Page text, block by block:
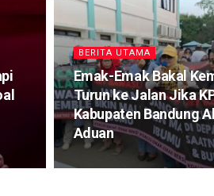
BERITA UTAMA
Emak-Emak Bakal
Turun ke Jalan Jika
Kabupaten Bandung
Aduan